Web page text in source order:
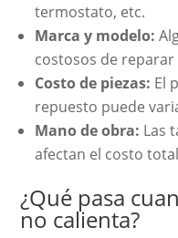
termostato, etc.
Marca y modelo:
costosos de
Costo de piezas: El
repuesto puede
Mano de obra: Las
afectan el costo
¿Qué pasa
no calienta?